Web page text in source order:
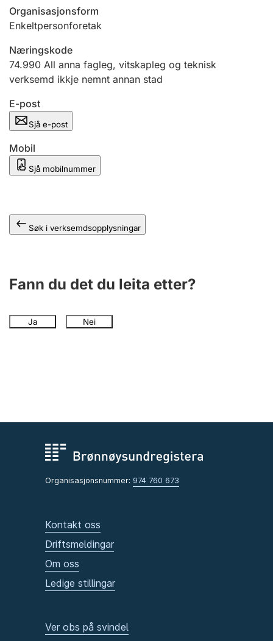
Ektepaktrettleiaren
Andre tema
Organisasjonsform
Enkeltpersonforetak
Næringskode
74.990 All anna fagleg, vitskapleg og teknisk
verksemd ikkje nemnt annan stad
E-post
Sjå e-post
Mobil
Sjå mobilnummer
Søk i verksemdsopplysningar
Fann du det du leita etter?
Ja Nei
Organisasjonsnummer: 974 760 673
Kontakt oss
Driftsmeldingar
Om oss
Ledige stillingar
Ver obs på svindel